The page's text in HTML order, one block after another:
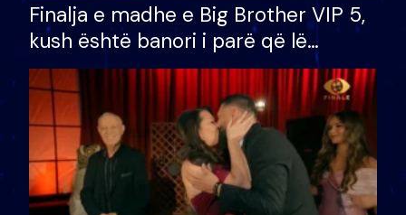
Finalja e madhe e Big Brother VIP 5,
kush është banori i parë që lë
shtëpinë dhe humb mundësinë për
të fituar çmimin e madh